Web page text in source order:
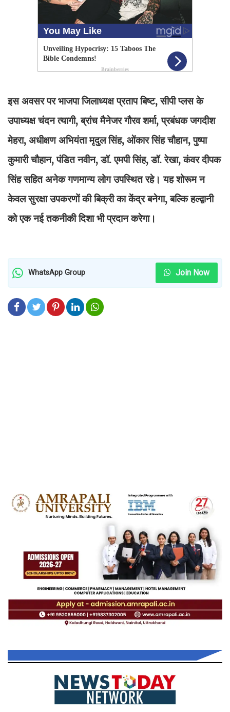
इस अवसर पर भाजपा जिलाध्यक्ष प्रताप बिष्ट, सीपी प्लस के
उपाध्यक्ष चंदन त्यागी, ब्रांच मैनेजर गौरव शर्मा, प्रबंधक जगदीश
मेहरा, अधीक्षण अभियंता मृदुल सिंह, ओंकार सिंह चौहान, पुष्पा
कुमारी चौहान, पंडित नवीन, डॉ. एमपी सिंह, डॉ. रेखा, कंवर दीपक
सिंह सहित अनेक गणमान्य लोग उपस्थित रहे। यह शोरूम न
केवल सुरक्षा उपकरणों की बिक्री का केंद्र बनेगा, बल्कि हल्द्वानी
को एक नई तकनीकी दिशा भी प्रदान करेगा।
WhatsApp Group Join Now